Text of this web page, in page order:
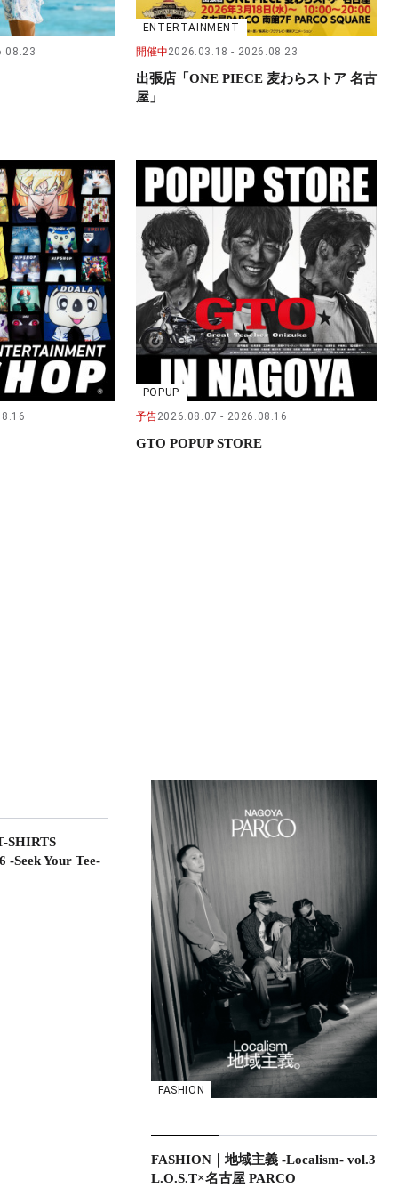
ENTERTAINMENT
開催中2026.03.18 2026.08.23
出張店「ONE PIECE 麦わらストア 名古
屋」
POPUP
予告2026.08.07 2026.08.16
GTO POPUP STORE
SHIRTS
Seek Your Tee-
FASHION
FASHION｜地域主義 -Localism- vol.3
L.O.S.T×名古屋 PARCO